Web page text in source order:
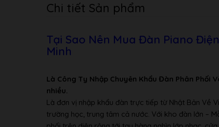
Bài nhạc mẫu
Hiệu ứng / Effects
Brilliance (Off, -
Damper
Key Off
Only for Organ
Rotary
Chi tiết Sản phẩm
Tại Sao Nên Mua Đàn Piano
Minh
Là Công Ty Nhập Chuyên Khẩu Đàn Phân Phối
nhiều.
Là đơn vị nhập khẩu đàn trực tiếp từ Nhật Bản Về
trường học, trung tâm cả nước. Với kho đàn lớn –